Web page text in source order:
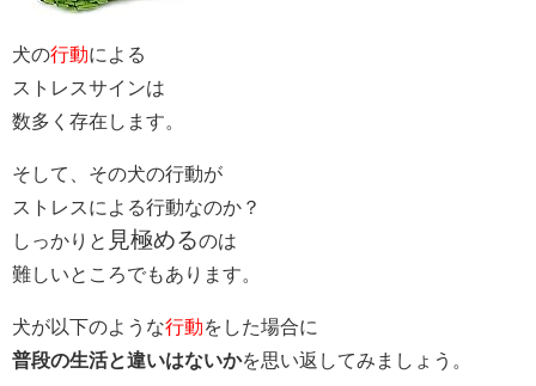
犬の行動による
ストレスサインは
数多く存在します。
そして、その犬の行動が
ストレスによる行動なのか？
しっかりと 見極めるのは
難しいところでもあります。
犬が以下のような行動をした場合に
普段の生活と違いはないかを思い返してみましょう。